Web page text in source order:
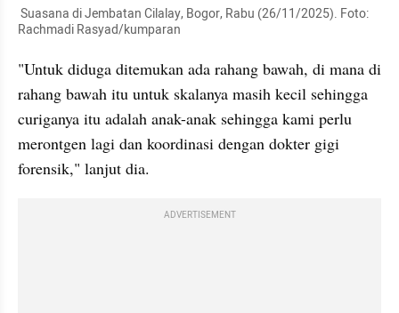
Rachmadi Rasyad/kumparan
"Untuk diduga ditemukan ada rahang bawah, di mana di
rahang bawah itu untuk skalanya masih kecil sehingga
curiganya itu adalah anak-anak sehingga kami perlu
merontgen lagi dan koordinasi dengan dokter gigi
forensik," lanjut dia.
ADVERTISEMENT